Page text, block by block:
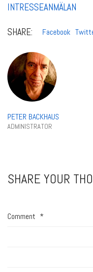
INTRESSEANMÄLAN
SHARE: Facebook
PETER BACKHAUS
ADMINISTRATOR
SHARE YOUR
Comment *